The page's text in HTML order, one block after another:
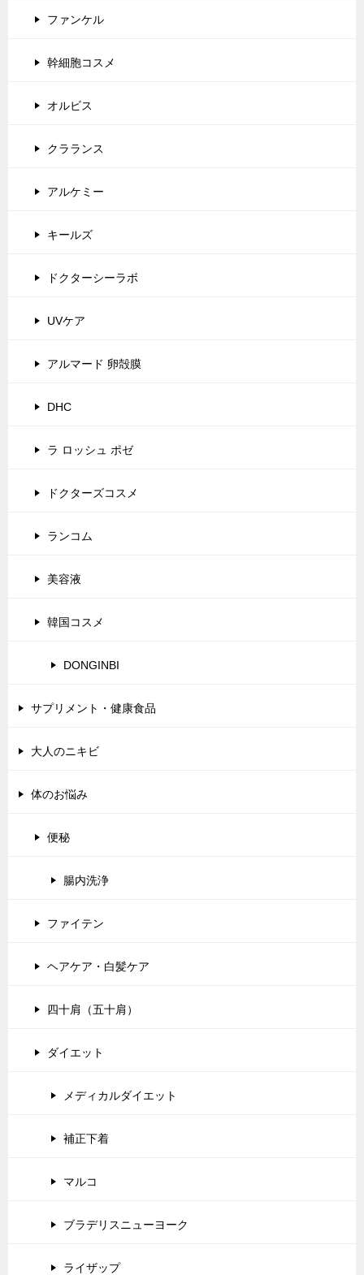
ファンケル
幹細胞コスメ
オルビス
クラランス
アルケミー
キールズ
ドクターシーラボ
UVケア
アルマード 卵殻膜
DHC
ラ ロッシュ ポゼ
ドクターズコスメ
ランコム
美容液
韓国コスメ
DONGINBI
サプリメント・健康食品
大人のニキビ
体のお悩み
便秘
腸内洗浄
ファイテン
ヘアケア・白髪ケア
四十肩（五十肩）
ダイエット
メディカルダイエット
補正下着
マルコ
ブラデリスニューヨーク
ライザップ